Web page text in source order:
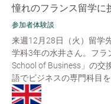
憧れのフランス留学に
参加者体験談
来週12月28日（火）留学
学科3年の水井さん。フ
School of Business」の交
語でビジネスの専門科目を